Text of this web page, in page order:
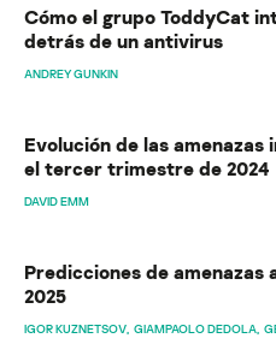
Cómo el grupo ToddyCat
detrás de un antivirus
ANDREY GUNKIN
Evolución de las
el tercer trimestre de 2024
DAVID EMM
Predicciones de amenazas
2025
IGOR KUZNETSOV GIAMPAOLO DEDOLA